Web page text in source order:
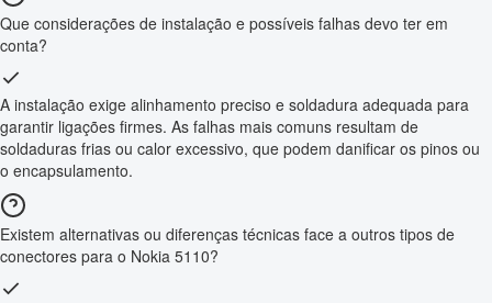
Que considerações de instalação e possíveis falhas devo ter em
conta?
A instalação exige alinhamento preciso e soldadura adequada para
garantir ligações firmes. As falhas mais comuns resultam de
soldaduras frias ou calor excessivo, que podem danificar os pinos ou
o encapsulamento.
Existem alternativas ou diferenças técnicas face a outros tipos de
conectores para o Nokia 5110?